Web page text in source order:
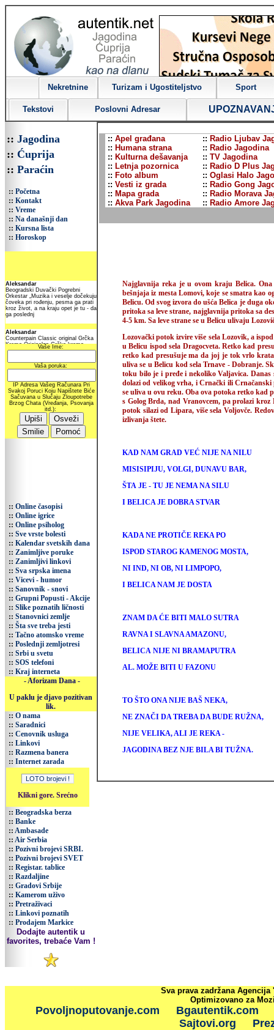
Nekretnine Turizam i Ugostiteljstvo Sport
Tekstovi Poslovni Adresar
:: Jagodina
:: Ćuprija
:: Paraćin
:: Početna
:: Kontakt
:: Vreme
:: Na današnji dan
:: Kursna lista
:: Horoskop
:: Online časopisi
:: Online igrice
:: Online psiholog
:: Sve vrste bolesti
:: Kalendar svetskih dana
:: Zanimljive poruke
:: Zanimljivi linkovi
:: Sva srpska imena
:: Vicevi - humor
:: Sanovnik - snovi
:: Grupni Popusti - Akcije
:: Slike poznatih ličnosti
:: Stanovnici zemlje
:: Šta sve treba jesti
:: Tačno atomsko vreme
:: Poslednji zemljotresi
:: Srbi u svetu
:: SOS telefoni
:: Kraj interneta
- Aforizam Dana -
U paklu je djavo pozitivan
lik.
:: O nama
:: Saradnici
:: Cenovnik usluga
:: Linkovi
:: Razmena banera
:: Internet zarada
Klikni gore. Srećno
:: Beogradska berza
:: Banke
:: Ambasade
:: Air Serbia
:: Pozivni brojevi SRBI.
:: Pozivni brojevi SVET
:: Registar. tablice
:: Razdaljine
:: Gradovi Srbije
:: Kamerom uživo
:: Pretraživaci
:: Linkovi poznatih
:: Prodajem Markice
Dodajte autentik u
favorites, trebaće Vam !
:: Apel građana :: Radio Ljubav
:: Humana strana :: Radio Jagodina
:: Kulturna dešavanja :: TV Jagodina
:: Letnja pozornica :: Radio D Plus
:: Foto album :: Oglasi Halo
:: Vesti iz grada :: Radio Gong
:: Mapa grada :: Radio Morava
:: Akva Park Jagodina :: Radio Amore
Najglavnija reka je u ovom kraju Belica.
bešnjaja iz mesta Lomovi, koje se smatra kao
Belicu. Od svog izvora do ušća Belica je duga
pritoka sa leve strane, najglavnija pritoka sa
4-5 km. Sa leve strane se u Belicu ulivaju
Lozovački potok izvire više sela Lozovik, a
u Belicu ispod sela Dragocveta. Retko kad
retko kad presušuje ma da joj je tok vrlo
uliva se u Belicu kod sela Trnave - Dobranje.
toku bilo je i pređe i nekoliko Valjavica. Danas
dolazi od velikog vrha, i Crnački ili Crnačanski
se uliva u ovu reku. Oba ova potoka retko
s Golog Brda, nad Vranovcem, pa prolazi
potok silazi od Lipara, više sela Voljovče.
izlivanja štete.
KAD NAM GRAD VEĆ NIJE NA NILU
MISISIPIJU, VOLGI, DUNAVU BAR,
ŠTA JE - TU JE NEMA NA SILU
I BELICA JE DOBRA STVAR
KADA NE PROTIČE REKA PO
ISPOD STAROG KAMENOG MOSTA,
NI IND, NI OB, NI LIMPOPO,
I BELICA NAM JE DOSTA
ZNAM DA ĆE BITI MALO SUTRA
RAVNA I SLAVNA AMAZONU,
BELICA NIJE NI BRAMAPUTRA
AL. MOŽE BITI U FAZONU
TO ŠTO ONA NIJE BAŠ NEKA,
NE ZNAČI DA TREBA DA BUDE RUŽNA,
NIJE VELIKA, ALI JE REKA -
JAGODINA BEZ NJE BILA BI TUŽNA.
Sva prava zadržana
Optimizovano za
Povoljnoputovanje.com
Bgautentik.com
Sajtovi.org